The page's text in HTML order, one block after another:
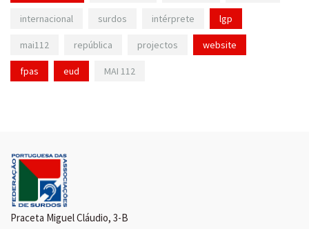
internacional surdos intérprete lgp
mai112 república projectos website
fpas eud MAI 112
Praceta Miguel Cláudio, 3-B